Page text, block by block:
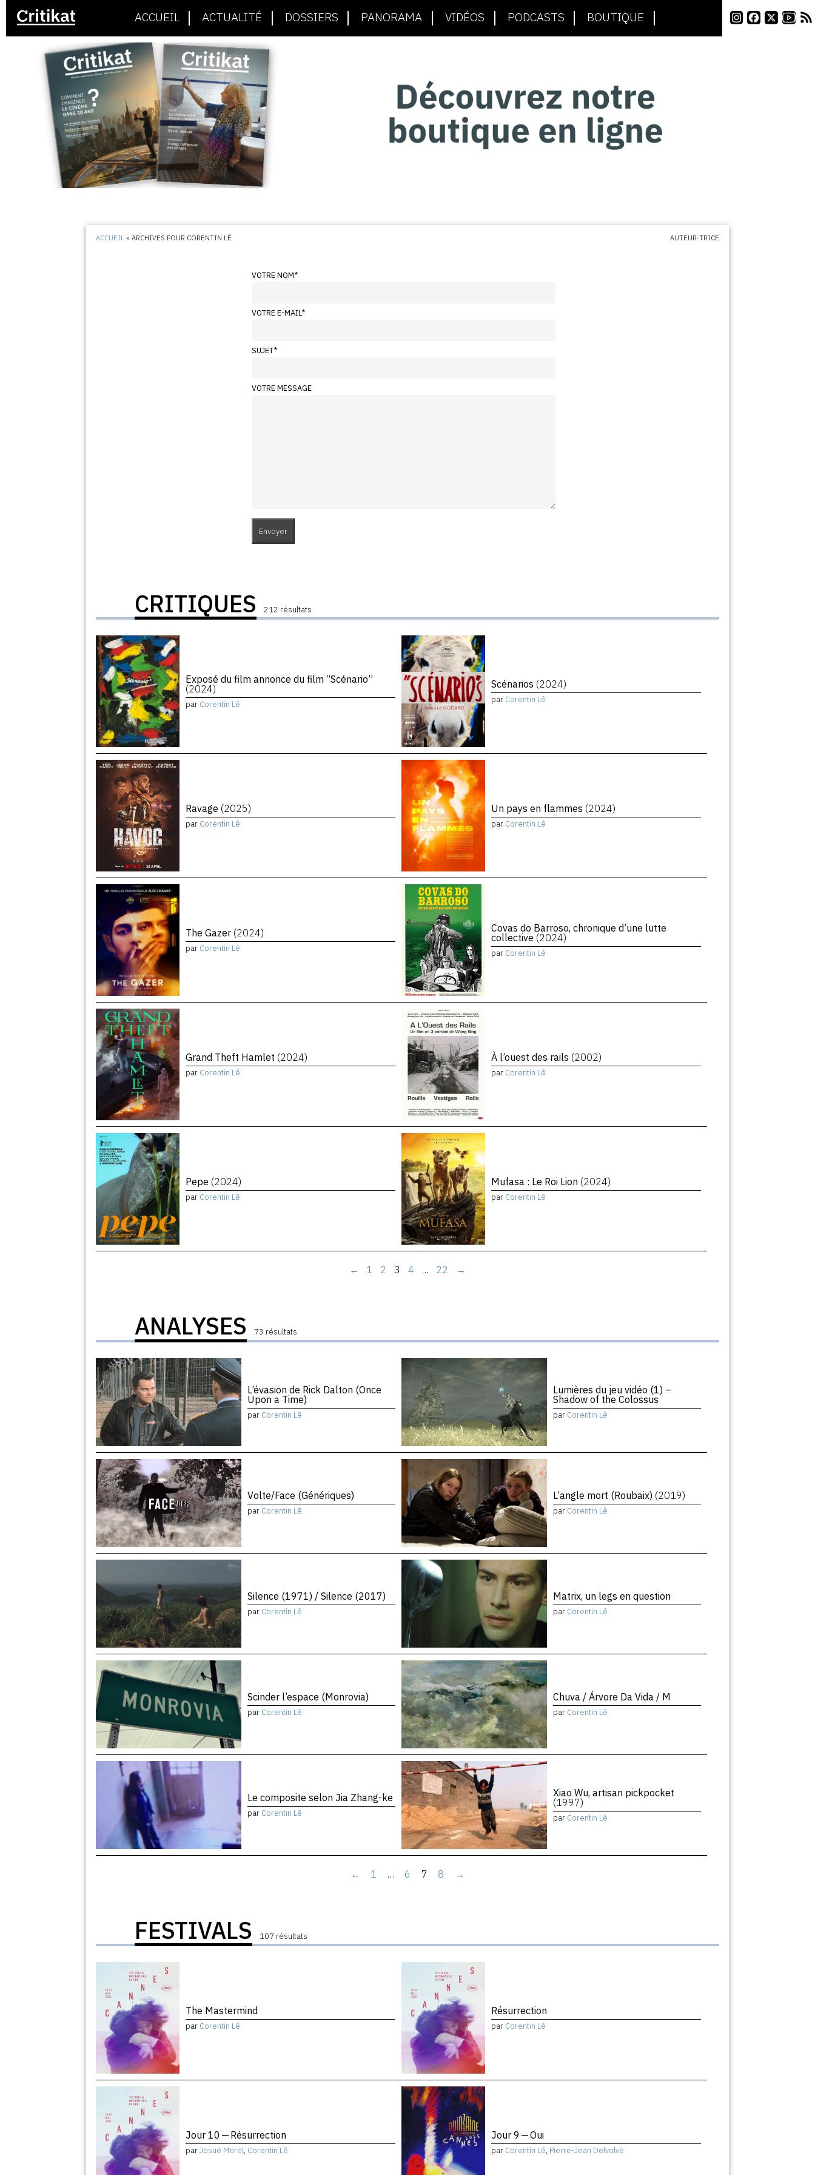
ACCUEIL ACTUALITÉ DOSSIERS PANORAMA VIDÉOS PODCASTS BOUTIQUE
ACCUEIL »ARCHIVES POUR CORENTIN LÊ AUTEUR·TRICE
VOTRE NOM*
VOTRE E-MAIL*
SUJET*
VOTRE MESSAGE
CRITIQUES 212 résultats
Exposé du film annonce du film “Scénario”
(2024)
par Corentin Lê
Scénarios (2024)
par Corentin Lê
Ravage (2025)
par Corentin Lê
Un pays en flammes (2024)
par Corentin Lê
The Gazer (2024)
par Corentin Lê
Covas do Barroso, chronique d’une lutte
collective (2024)
par Corentin Lê
Grand Theft Hamlet (2024)
par Corentin Lê
À l’ouest des rails (2002)
par Corentin Lê
Pepe (2024)
par Corentin Lê
Mufasa : Le Roi Lion (2024)
par Corentin Lê
← 1 2 3 4 … 22 →
ANALYSES 73 résultats
L’évasion de Rick Dalton (Once
Upon a Time)
par Corentin Lê
Lumières du jeu vidéo (1) –
Shadow of the Colossus
par Corentin Lê
Volte/Face (Génériques)
par Corentin Lê
L’angle mort (Roubaix) (2019)
par Corentin Lê
Silence (1971) / Silence (2017)
par Corentin Lê
Matrix, un legs en question
par Corentin Lê
Scinder l’espace (Monrovia)
par Corentin Lê
Chuva / Árvore Da Vida / M
par Corentin Lê
Le composite selon Jia Zhang-ke
par Corentin Lê
Xiao Wu, artisan pickpocket
(1997)
par Corentin Lê
← 1 … 6 7 8 →
FESTIVALS 107 résultats
The Mastermind
par Corentin Lê
Résurrection
par Corentin Lê
Jour 10 — Résurrection
parJosué Morel, Corentin Lê
Jour 9 — Oui
par Corentin Lê, Pierre-Jean Delvolvé